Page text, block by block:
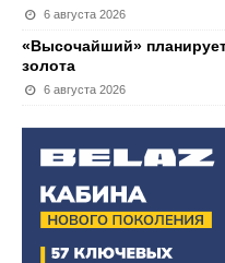
6 августа 2026
«Высочайший»
золота
6 августа 2026